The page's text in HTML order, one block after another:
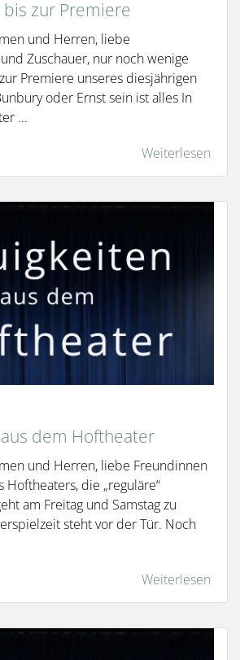
bis zur Premiere
und Herren, liebe
Zuschauer, nur noch wenige
Premiere unseres diesjährigen
oder Ernst sein ist alles In
...
Weiterlesen
dem Hoftheater
und Herren, liebe Freundinnen
Hoftheaters, die „reguläre“
am Freitag und Samstag zu
steht vor der Tür. Noch
Weiterlesen